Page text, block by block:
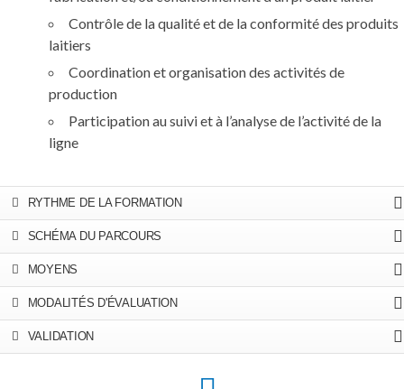
Contrôle de la qualité et de la conformité des produits
laitiers
Coordination et organisation des activités de
production
Participation au suivi et à l’analyse de l’activité de la
ligne
RYTHME DE LA FORMATION
SCHÉMA DU PARCOURS
MOYENS
MODALITÉS D'ÉVALUATION
VALIDATION